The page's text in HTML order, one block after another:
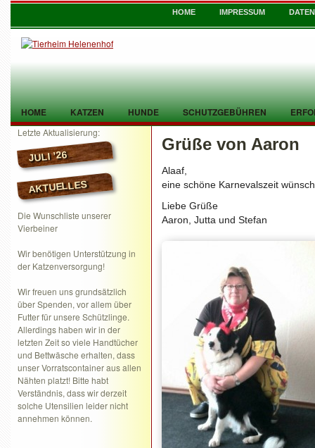
HOME IMPRESSUM
HOME KATZEN HUNDE SCHUTZGEBÜHREN
TIER GEFUNDEN KONTAKT
Letzte Aktualisierung:
JULI ’26
AKTUELLES
Die Wunschliste unserer
Vierbeiner
Wir benötigen Unterstützung in
der Katzenversorgung!
Wir freuen uns grundsätzlich
über Spenden, vor allem über
Futter für unsere Schützlinge.
Allerdings haben wir in der
letzten Zeit so viele Handtücher
und Bettwäsche erhalten, dass
unser Vorratscontainer aus allen
Nähten platzt! Bitte habt
Verständnis, dass wir derzeit
solche Utensilien leider nicht
annehmen können.
Grüße von Aaron
Alaaf,
eine schöne Karnevalszeit
Liebe Grüße
Aaron, Jutta und Stefan